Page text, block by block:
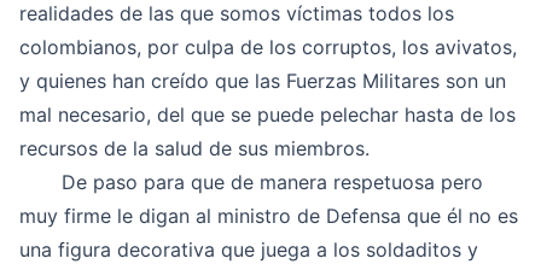
realidades de las que somos víctimas todos los
colombianos, por culpa de los corruptos, los avivatos,
y quienes han creído que las Fuerzas Militares son un
mal necesario, del que se puede pelechar hasta de los
recursos de la salud de sus miembros.
De paso para que de manera respetuosa pero
muy firme le digan al ministro de Defensa que él no es
una figura decorativa que juega a los soldaditos y